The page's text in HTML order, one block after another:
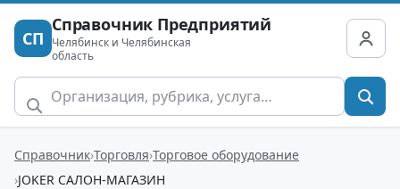
СП
Справочник Предприятий
Челябинск и Челябинская
область
Справочник Торговля Торговое оборудование
JOKER САЛОН-МАГАЗИН